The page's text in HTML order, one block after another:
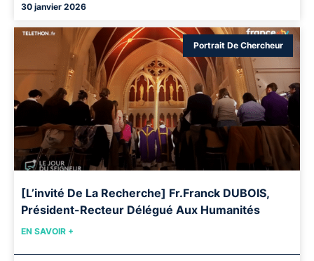
30 janvier 2026
Portrait De Chercheur
[L’invité De La Recherche] Fr.Franck DUBOIS,
Président-Recteur Délégué Aux Humanités
EN SAVOIR +